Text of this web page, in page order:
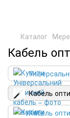
Каталог
Кабель
Кабель
Кабель